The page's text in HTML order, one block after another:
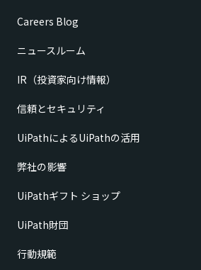
Careers Blog
ニュースルーム
IR（投資家向け情報）
信頼とセキュリティ
UiPathによるUiPathの活用
弊社の影響
UiPathギフト ショップ
UiPath財団
行動規範